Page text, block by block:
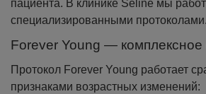
пациента. В клинике Seline мы
специализированными протоколами.
Forever Young —
Протокол Forever Young работает
признаками возрастных изменений: